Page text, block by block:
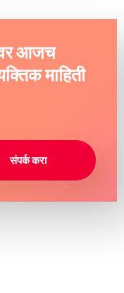
आजच
माहिती
संपर्क करा